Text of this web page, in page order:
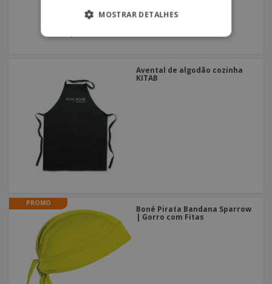
Avental de algodão cozinha
KITAB
PROMO
Boné Pirata Bandana Sparrow
| Gorro com Fitas
MOSTRAR DETALHES